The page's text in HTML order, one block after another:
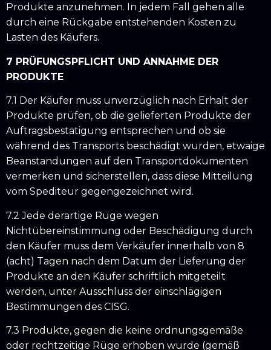
Produkte anzunehmen. In jedem Fall gehen alle
durch eine Rückgabe entstehenden Kosten zu
Lasten des Käufers.
7 PRÜFUNGSPFLICHT UND ANNAHME DER
PRODUKTE
7.1 Der Käufer muss unverzüglich nach Erhalt der
Produkte prüfen, ob die gelieferten Produkte der
Auftragsbestätigung entsprechen und ob sie
während des Transports beschädigt wurden, etwaige
Beanstandungen auf den Transportdokumenten
vermerken und sicherstellen, dass diese Mitteilung
vom Spediteur gegengezeichnet wird.
7.2 Jede derartige Rüge wegen
Nichtübereinstimmung oder Beschädigung durch
den Käufer muss dem Verkäufer innerhalb von 8
(acht) Tagen nach dem Datum der Lieferung der
Produkte an den Käufer schriftlich mitgeteilt
werden, unter Ausschluss der einschlägigen
Bestimmungen des CISG.
7.3 Produkte, gegen die keine ordnungsgemäße
oder rechtzeitige Rüge erhoben wurde (gemäß